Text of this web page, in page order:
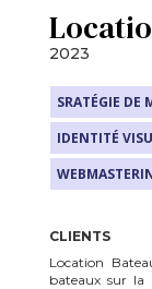
2023
SRATÉGIE DE
IDENTITÉ
CLIENTS
Location
bateaux sur la